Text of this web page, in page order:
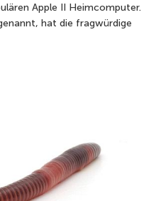
Apple II Heimcomputer.
hat die fragwürdige